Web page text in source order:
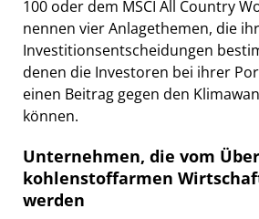
100 oder dem MSCI All Country
nennen vier Anlagethemen, die
Investitionsentscheidungen
denen die Investoren bei ihrer
einen Beitrag gegen den
können.
Unternehmen, die vom
kohlenstoffarmen
werden